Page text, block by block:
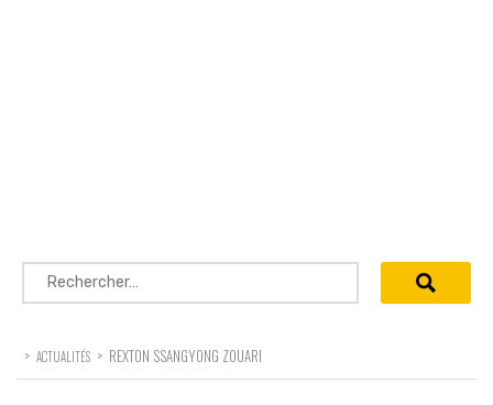
Rechercher :
> ACTUALITÉS > REXTON SSANGYONG ZOUARI